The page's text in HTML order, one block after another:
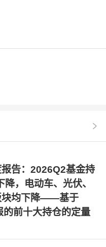
报告：2026Q2基金持
，电动车、光伏、
块均下降——基于
前十大持仓的定量